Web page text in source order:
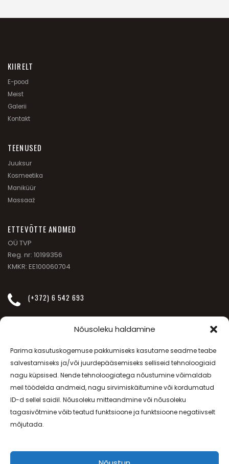
Nõusoleku haldamine
Parima kasutuskogemuse pakkumiseks kasutame seadme teabe
salvestamiseks ja/või juurdepääsemiseks selliseid tehnoloogiaid
nagu küpsised. Nende tehnoloogiatega nõustumine võimaldab
meil töödelda andmeid, nagu sirvimiskäitumine või kordumatud
ID-d sellel saidil. Nõusoleku mitteandmine või nõusoleku
tagasivõtmine võib teatud funktsioone ja funktsioone negatiivselt
mõjutada.
KIIRELT
E-pood
Meist
Galerii
Kontakt
TEENUSED
Juuksur
Kosmeetika
Maniküür
Massaaž
ETTEVÕTTE ANDMED
OÜ TVP
Reg. nr: 10199356
KMKR: EE100060704
(+372) 6 542 693
INFO@JANSSEN-BEAUTY.EE
SÕPRUSE PUIESTEE 257
E-R - 08.00-20.00, L - 09.00-17.00
Lepingutingimused